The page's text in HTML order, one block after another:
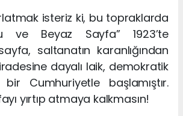
isteriz ki, bu topraklarda
ve Beyaz Sayfa” 1923’te
saltanatın karanlığından
dayalı laik, demokratik
bir Cumhuriyetle başlamıştır.
yırtıp atmaya kalkmasın!